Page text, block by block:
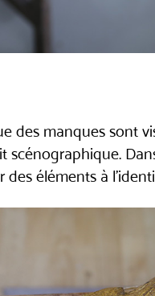
des manques sont
scénographique.
des éléments à